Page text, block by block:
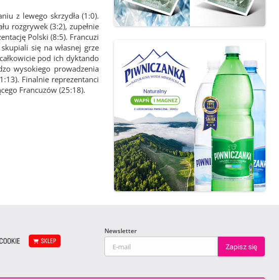
z lewego skrzydła (1:0).
rozgrywek (3:2), zupełnie
Polski (8:5). Francuzi
się na własnej grze
pod ich dyktando
wysokiego prowadzenia
Finalnie reprezentanci
Francuzów (25:18).
SKLEP
Newsletter